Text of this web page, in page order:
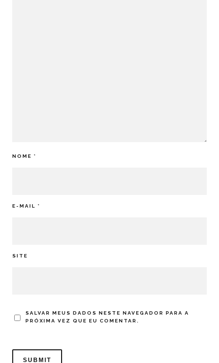
NOME *
E-MAIL *
SITE
SALVAR MEUS DADOS NESTE NAVEGADOR PARA A
PRÓXIMA VEZ QUE EU COMENTAR.